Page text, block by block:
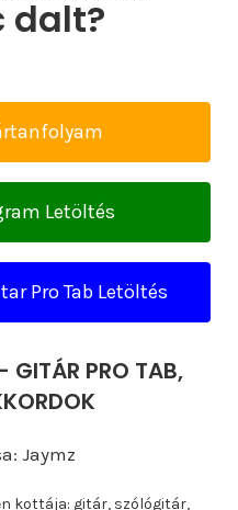
dalt?
Letöltés
Pro Tab Letöltés
PRO TAB,
Jaymz
kottája: gitár, szólógitár,